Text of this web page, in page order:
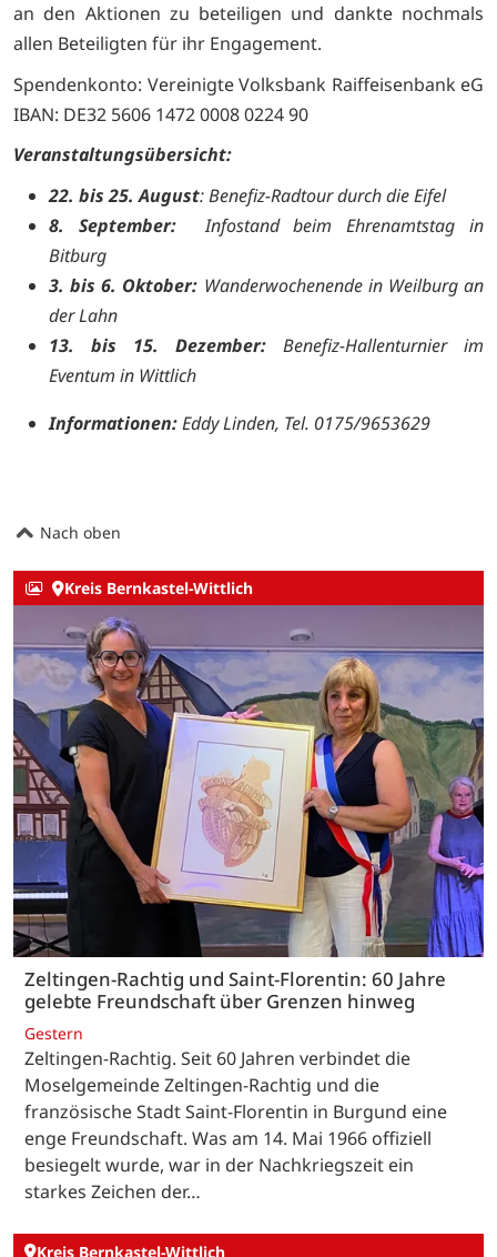
an den Aktionen zu beteiligen und dankte nochmals
allen Beteiligten für ihr Engagement.
Spendenkonto: Vereinigte Volksbank Raiffeisenbank eG
IBAN: DE32 5606 1472 0008 0224 90
Veranstaltungsübersicht:
22. bis 25. August: Benefiz-Radtour durch die Eifel
8. September:
Infostand beim Ehrenamtstag in
Bitburg
3. bis 6. Oktober: Wanderwochenende in Weilburg an
der Lahn
13. bis 15. Dezember: Benefiz-Hallenturnier im
Eventum in Wittlich
Informationen:Eddy Linden, Tel. 0175/9653629
Nach oben
Kreis Bernkastel-Wittlich
Zeltingen-Rachtig und Saint-Florentin: 60 Jahre
gelebte Freundschaft über Grenzen hinweg
Gestern
Zeltingen-Rachtig. Seit 60 Jahren verbindet die
Moselgemeinde Zeltingen-Rachtig und die
französische Stadt Saint-Florentin in Burgund eine
enge Freundschaft. Was am 14. Mai 1966 offiziell
besiegelt wurde, war in der Nachkriegszeit ein
starkes Zeichen der…
Kreis Bernkastel-Wittlich